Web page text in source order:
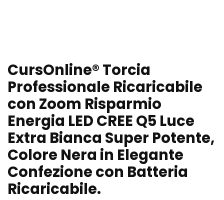
CursOnline® Torcia
Professionale Ricaricabile
con Zoom Risparmio
Energia LED CREE Q5 Luce
Extra Bianca Super Potente,
Colore Nera in Elegante
Confezione con Batteria
Ricaricabile.